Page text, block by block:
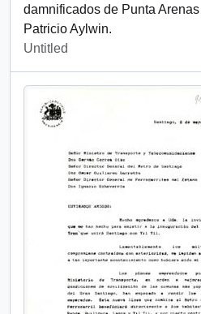
damnificados de Punta
Patricio Aylwin.
Untitled